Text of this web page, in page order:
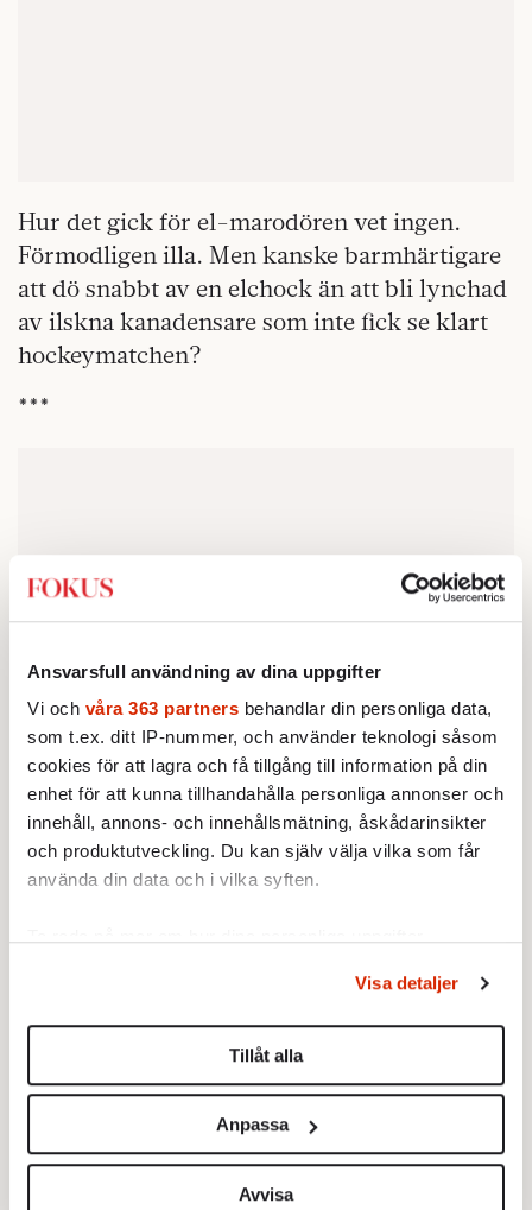
Ansvarsfull användning av dina uppgifter
Vi och våra 363 partners behandlar din personliga data,
som t.ex. ditt IP-nummer, och använder teknologi såsom
cookies för att lagra och få tillgång till information på din
enhet för att kunna tillhandahålla personliga annonser och
innehåll, annons- och innehållsmätning, åskådarinsikter
och produktutveckling. Du kan själv välja vilka som får
använda din data och i vilka syften.
Du kan ändra eller dra tillbaka ditt samtycke när som
helst från cookie-förklaringen.
Vi använder enhetsidentifierare för att anpassa innehållet
för sociala medier och analysera vår trafik. Vi
vidarebefordrar även sådana identifierare och annan
information från din enhet till de sociala medier och
Visa detaljer
Tillåt alla
Anpassa
Avvisa
Hur det gick för el-marodören vet ingen.
Förmodligen illa. Men kanske barmhärtigare
att dö snabbt av en elchock än att bli lynchad
av ilskna kanadensare som inte fick se klart
hockeymatchen?
***
Läs även:
Elon Musk är ägd